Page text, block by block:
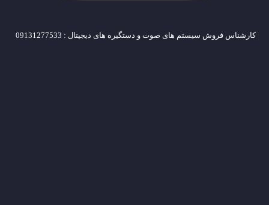
کارشناس فروش سیستم های صوت و دستگیره های دیجیتال : 09131277533